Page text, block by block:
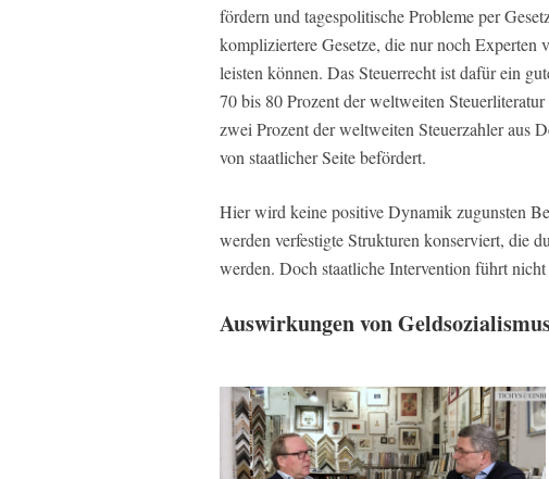
fördern und tagespolitische Probleme per
kompliziertere Gesetze, die nur noch Experten
leisten können. Das Steuerrecht ist dafür ein
70 bis 80 Prozent der weltweiten
zwei Prozent der weltweiten Steuerzahler aus
von staatlicher Seite befördert.
Hier wird keine positive Dynamik zugunsten
werden verfestigte Strukturen konserviert, die
werden. Doch staatliche Intervention führt
Auswirkungen von